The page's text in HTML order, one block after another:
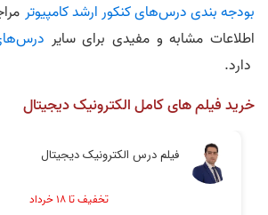
بودجه بندی درس‌های کنکور ارشد کامپیوتر
اطلاعات مشابه و مفیدی برای سایر
دارد.
خرید فیلم های کامل الکترونیک دیجیتال
فیلم درس الکترونیک دیجیتال
تخفیف تا ۱۸ خرداد